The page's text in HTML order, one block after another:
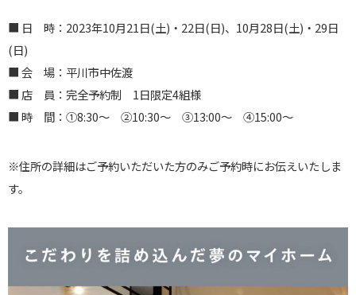
■ 日 時：2023年10月21日(土)・22日(日)、10月28日(土)・29日
(日)
■ 会 場：平川市中佐渡
■ 店 員：完全予約制 1日限定4組様
■ 時 間：①8:30〜 ②10:30〜 ③13:00〜 ④15:00〜
※住所の詳細はご予約いただいた方のみご予約時にお伝えいたしま
す。